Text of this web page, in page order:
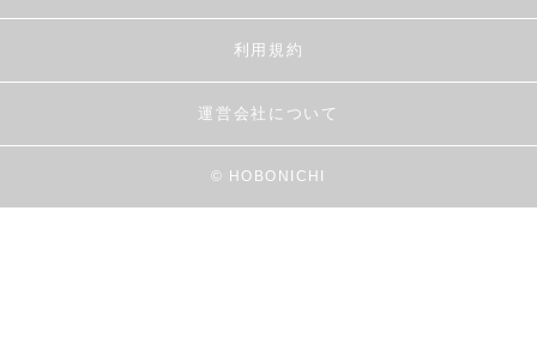
利用規約
運営会社について
© HOBONICHI